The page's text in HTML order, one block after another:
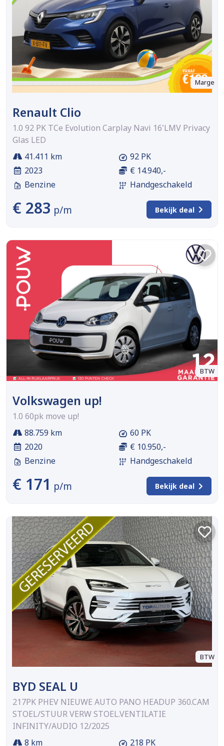
Marge
Renault Clio
1.0 92 PK TCe Evolution Carplay Navi 16'LMV Privacy
Glas LED
41.411 km
2023
Benzine
92 PK
€ 14.940,-
Handgeschakeld
€ 283 p/m Bekijk deal
BTW
Volkswagen up!
1.0 60pk move up!
88.759 km
2020
Benzine
60 PK
€ 10.950,-
Handgeschakeld
€ 171 p/m Bekijk deal
BTW
BYD SEAL U
217PK PHEV NIEUWE AUTO PANO HEADUP 360.CAM
STOEL/STUUR VERW STOEL.VENTILATIE
INFINITY/AUDIO 12/2025
8 km
218 PK